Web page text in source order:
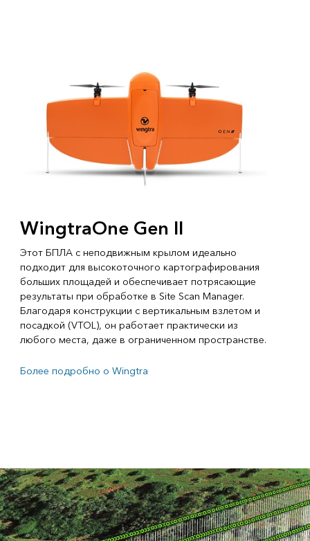
WingtraOne Gen II
Этот БПЛА с неподвижным крылом идеально
подходит для высокоточного картографирования
больших площадей и обеспечивает потрясающие
результаты при обработке в Site Scan Manager.
Благодаря конструкции с вертикальным взлетом и
посадкой (VTOL), он работает практически из
любого места, даже в ограниченном пространстве.
Более подробно о Wingtra